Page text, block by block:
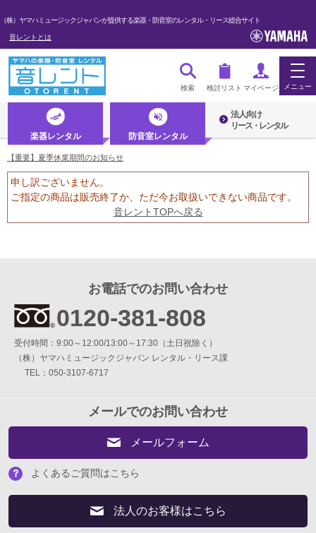
（株）ヤマハミュージックジャパンが提供する楽器・防音室のレンタル・リース総合サイト
音レントとは
検索 検討リスト マイページ メニュー
ログイン・マイページ
初めての方へ・音レントとは
法人のお客様
弦楽器
ギター・ウクレレ
打楽器
電子ピアノ・エレクトーン・シンセ
アコースティックピアノ
定額プラン
楽器レンタル 防音室レンタル
法人向け
リース・レンタル
【重要】夏季休業期間のお知らせ
申し訳ございません。
ご指定の商品は販売終了か、ただ今お取扱いできない商品です。
音レントTOPへ戻る
お電話でのお問い合わせ
0120-381-808
受付時間：9:00～12:00/13:00～17:30（土日祝除く）
（株）ヤマハミュージックジャパン レンタル・リース課
TEL：050-3107-6717
メールでのお問い合わせ
メールフォーム
よくあるご質問はこちら
法人のお客様はこちら